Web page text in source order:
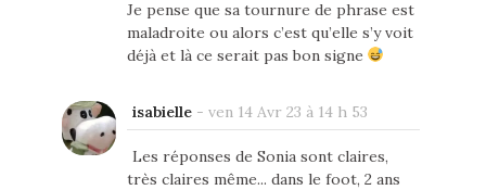
Je pense que sa tournure de phrase est
maladroite ou alors c’est qu’elle s’y voit
déjà et là ce serait pas bon signe
isabielle- ven 14 Avr 23 à 14 h 53
Les réponses de Sonia sont claires,
très claires même... dans le foot, 2 ans